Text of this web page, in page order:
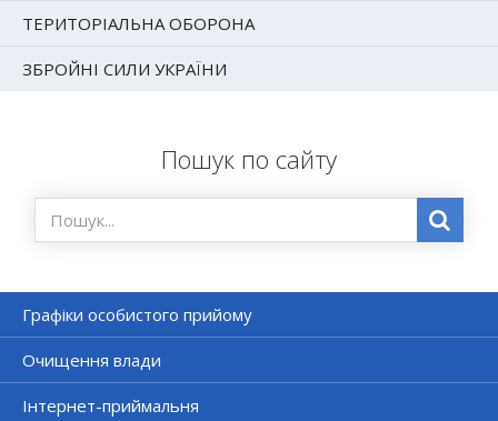
ТЕРИТОРІАЛЬНА ОБОРОНА
ЗБРОЙНІ СИЛИ УКРАЇНИ
Пошук по сайту
Графіки особистого прийому
Очищення влади
Інтернет-приймальня